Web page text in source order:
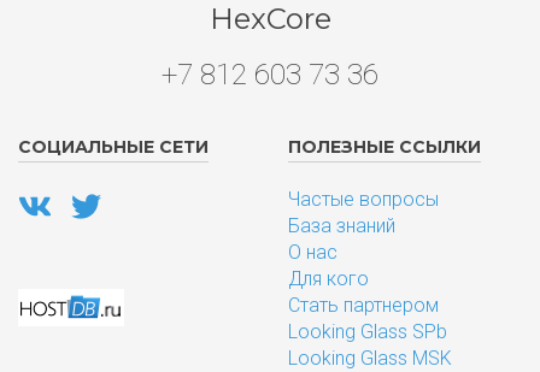
HexCore
+7 812 603 73 36
СОЦИАЛЬНЫЕ СЕТИ ПОЛЕЗНЫЕ ССЫЛКИ
Частые вопросы
База знаний
О нас
Для кого
Стать партнером
Looking Glass SPb
Looking Glass MSK